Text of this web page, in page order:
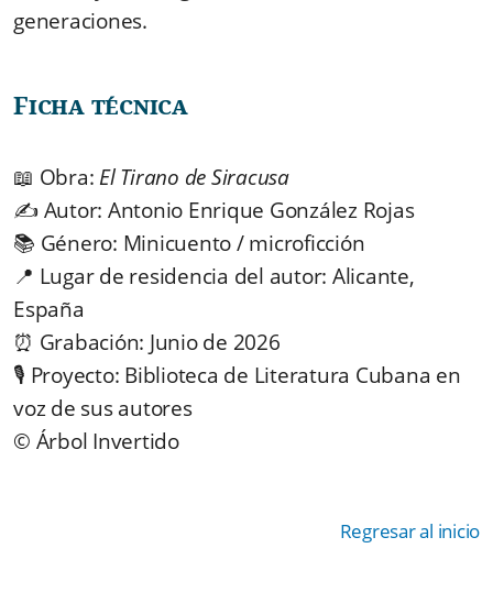
generaciones.
Ficha técnica
📖 Obra: El Tirano de Siracusa
✍️ Autor: Antonio Enrique González Rojas
📚 Género: Minicuento / microficción
📍 Lugar de residencia del autor: Alicante,
España
⏰ Grabación: Junio de 2026
🎙️ Proyecto: Biblioteca de Literatura Cubana en
voz de sus autores
©️ Árbol Invertido
Regresar al inicio